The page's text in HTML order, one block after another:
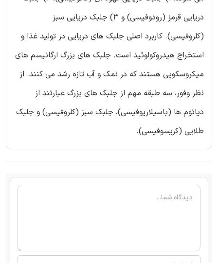
دریایی قرمز (رودوفیسی) و 3) جلبک دریایی سبز
(کلروفیسی). کاربرد اصلی جلبک های دریایی در تولید غذا و
استخراج هیدروکولوئید است. جلبک های بزرگ ارگانیسم های
میکروسکوپی هستند که در نمک و آب تازه رشد می کنند. از
نظر وفور، سه طبقه مهم از جلبک های بزرگ عبارتند از
دیاتوم ها (باسیلاریوفیسی)، جلبک سبز (کلروفیسی) و جلبک
طلایی (کریسوفیسی).